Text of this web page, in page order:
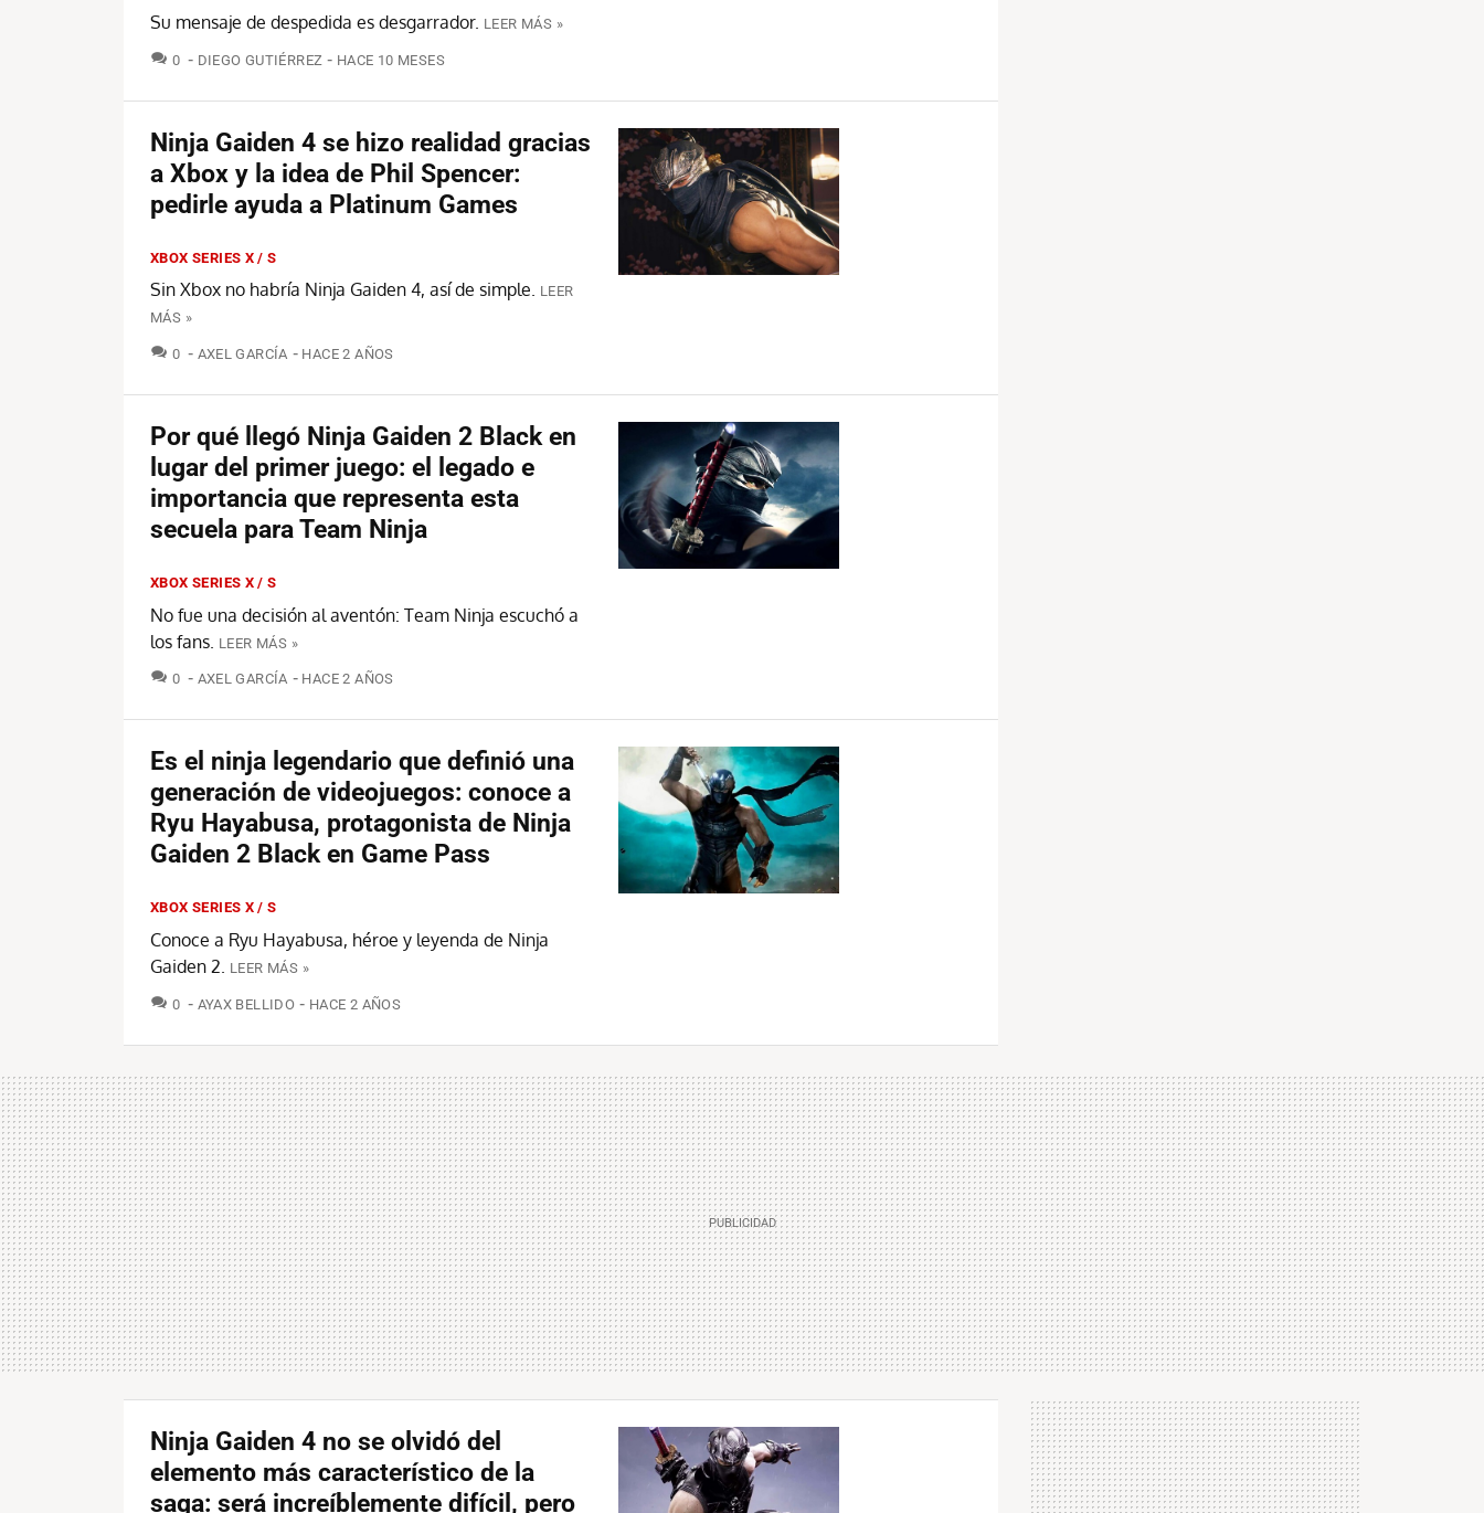
Su mensaje de despedida es desgarrador. LEER MÁS »
0 COMENTARIOS
DIEGO GUTIÉRREZ HACE 10 MESES
Ninja Gaiden 4 se hizo realidad gracias
a Xbox y la idea de Phil Spencer:
pedirle ayuda a Platinum Games
XBOX SERIES X / S
Sin Xbox no habría Ninja Gaiden 4, así de simple. LEER
MÁS »
0 COMENTARIOS
AXEL GARCÍA HACE 2 AÑOS
Por qué llegó Ninja Gaiden 2 Black en
lugar del primer juego: el legado e
importancia que representa esta
secuela para Team Ninja
XBOX SERIES X / S
No fue una decisión al aventón: Team Ninja escuchó a
los fans. LEER MÁS »
0 COMENTARIOS
AXEL GARCÍA HACE 2 AÑOS
Es el ninja legendario que definió una
generación de videojuegos: conoce a
Ryu Hayabusa, protagonista de Ninja
Gaiden 2 Black en Game Pass
XBOX SERIES X / S
Conoce a Ryu Hayabusa, héroe y leyenda de Ninja
Gaiden 2.
LEER MÁS »
0 COMENTARIOS
AYAX BELLIDO HACE 2 AÑOS
Ninja Gaiden 4 no se olvidó del
elemento más característico de la
saga: será increíblemente difícil, pero